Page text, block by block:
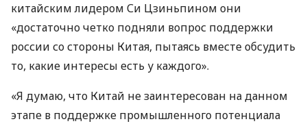
китайским лидером Си Цзиньпином они
«достаточно четко подняли вопрос поддержки
россии со стороны Китая, пытаясь вместе обсудить
то, какие интересы есть у каждого».
«Я думаю, что Китай не заинтересован на данном
этапе в поддержке промышленного потенциала